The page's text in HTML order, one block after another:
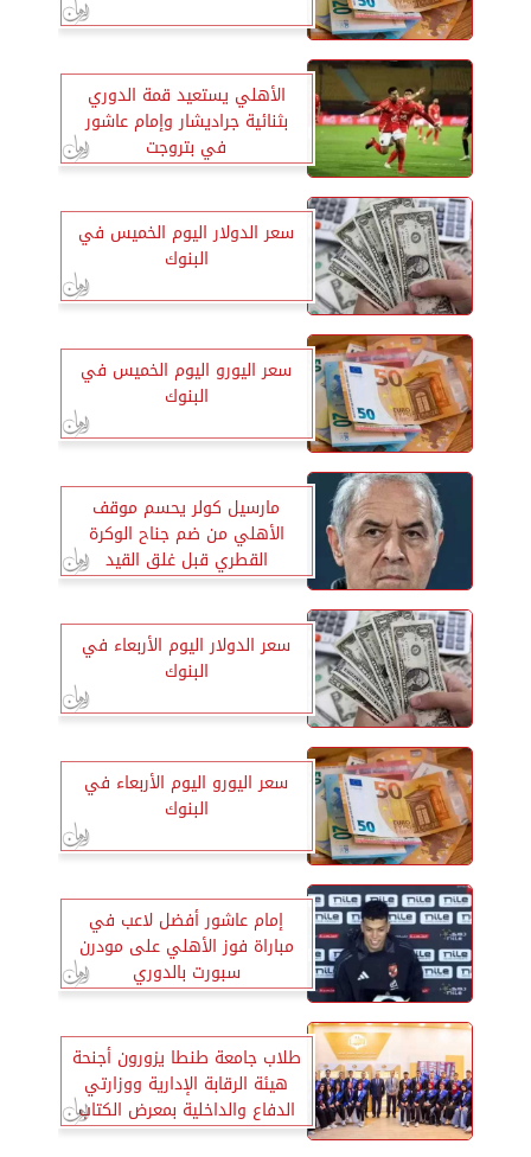
الأهلي يستعيد قمة الدوري
بثنائية جراديشار وإمام عاشور
في بتروجت
سعر الدولار اليوم الخميس في
البنوك
سعر اليورو اليوم الخميس في
البنوك
مارسيل كولر يحسم موقف
الأهلي من ضم جناح الوكرة
القطري قبل غلق القيد
سعر الدولار اليوم الأربعاء في
البنوك
سعر اليورو اليوم الأربعاء في
البنوك
إمام عاشور أفضل لاعب في
مباراة فوز الأهلي على مودرن
سبورت بالدوري
طلاب جامعة طنطا يزورون أجنحة
هيئة الرقابة الإدارية ووزارتي
الدفاع والداخلية بمعرض الكتاب